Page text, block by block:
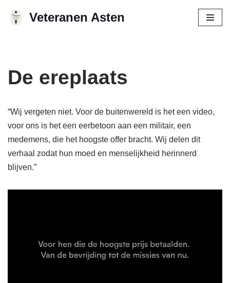
inhoud
Veteranen Asten
De ereplaats
“Wij vergeten niet. Voor de buitenwereld is het een video,
voor ons is het een eerbetoon aan een militair, een
medemens, die het hoogste offer bracht. Wij delen dit
verhaal zodat hun moed en menselijkheid herinnerd
blijven.”